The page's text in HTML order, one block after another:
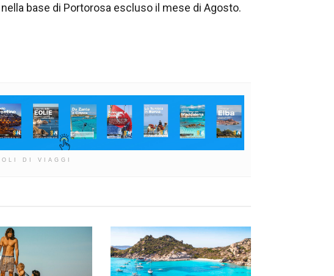
base di Portorosa escluso il mese di Agosto.
DI VIAGGI